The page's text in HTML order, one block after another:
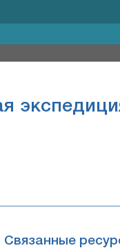
Связанные